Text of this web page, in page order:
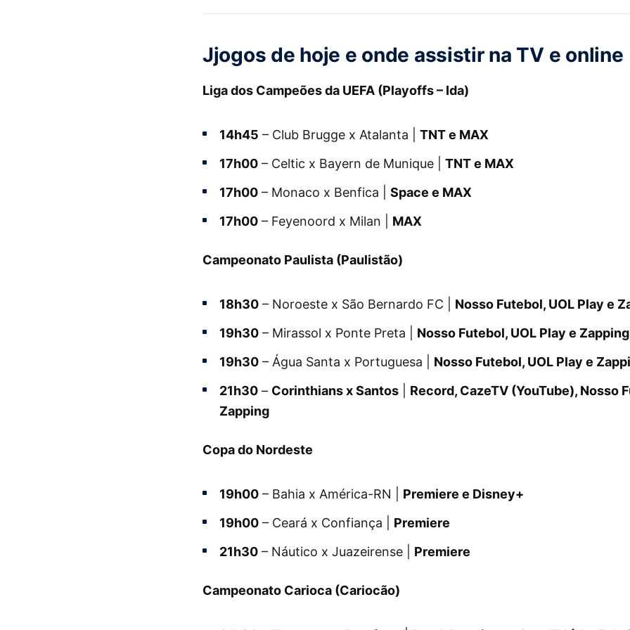
Jjogos de hoje e onde assistir na TV e online
Liga dos Campeões da UEFA (Playoffs – Ida)
14h45 – Club Brugge x Atalanta | TNT e MAX
17h00 – Celtic x Bayern de Munique | TNT e MAX
17h00 – Monaco x Benfica | Space e MAX
17h00 – Feyenoord x Milan | MAX
Campeonato Paulista (Paulistão)
18h30 – Noroeste x São Bernardo FC | Nosso Futebol, UOL Play e
19h30 – Mirassol x Ponte Preta | Nosso Futebol, UOL Play e Zapping
19h30 – Água Santa x Portuguesa | Nosso Futebol, UOL Play e
21h30 – Corinthians x Santos
Record, CazeTV (YouTube), Nosso
Zapping
Copa do Nordeste
19h00 – Bahia x América-RN | Premiere e Disney+
19h00 – Ceará x Confiança | Premiere
21h30 – Náutico x Juazeirense | Premiere
Campeonato Carioca (Cariocão)